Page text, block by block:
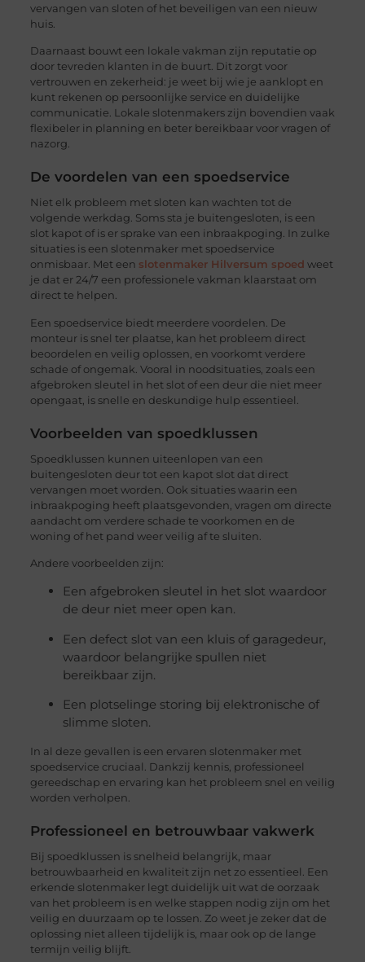
vervangen van sloten of het beveiligen van een nieuw
huis.
Daarnaast bouwt een lokale vakman zijn reputatie op
door tevreden klanten in de buurt. Dit zorgt voor
vertrouwen en zekerheid: je weet bij wie je aanklopt en
kunt rekenen op persoonlijke service en duidelijke
communicatie. Lokale slotenmakers zijn bovendien vaak
flexibeler in planning en beter bereikbaar voor vragen of
nazorg.
De voordelen van een spoedservice
Niet elk probleem met sloten kan wachten tot de
volgende werkdag. Soms sta je buitengesloten, is een
slot kapot of is er sprake van een inbraakpoging. In zulke
situaties is een slotenmaker met spoedservice
onmisbaar. Met een slotenmaker Hilversum spoed weet
je dat er 24/7 een professionele vakman klaarstaat om
direct te helpen.
Een spoedservice biedt meerdere voordelen. De
monteur is snel ter plaatse, kan het probleem direct
beoordelen en veilig oplossen, en voorkomt verdere
schade of ongemak. Vooral in noodsituaties, zoals een
afgebroken sleutel in het slot of een deur die niet meer
opengaat, is snelle en deskundige hulp essentieel.
Voorbeelden van spoedklussen
Spoedklussen kunnen uiteenlopen van een
buitengesloten deur tot een kapot slot dat direct
vervangen moet worden. Ook situaties waarin een
inbraakpoging heeft plaatsgevonden, vragen om directe
aandacht om verdere schade te voorkomen en de
woning of het pand weer veilig af te sluiten.
Andere voorbeelden zijn:
Een afgebroken sleutel in het slot waardoor
de deur niet meer open kan.
Een defect slot van een kluis of garagedeur,
waardoor belangrijke spullen niet
bereikbaar zijn.
Een plotselinge storing bij elektronische of
slimme sloten.
In al deze gevallen is een ervaren slotenmaker met
spoedservice cruciaal. Dankzij kennis, professioneel
gereedschap en ervaring kan het probleem snel en veilig
worden verholpen.
Professioneel en betrouwbaar vakwerk
Bij spoedklussen is snelheid belangrijk, maar
betrouwbaarheid en kwaliteit zijn net zo essentieel. Een
erkende slotenmaker legt duidelijk uit wat de oorzaak
van het probleem is en welke stappen nodig zijn om het
veilig en duurzaam op te lossen. Zo weet je zeker dat de
oplossing niet alleen tijdelijk is, maar ook op de lange
termijn veilig blijft.